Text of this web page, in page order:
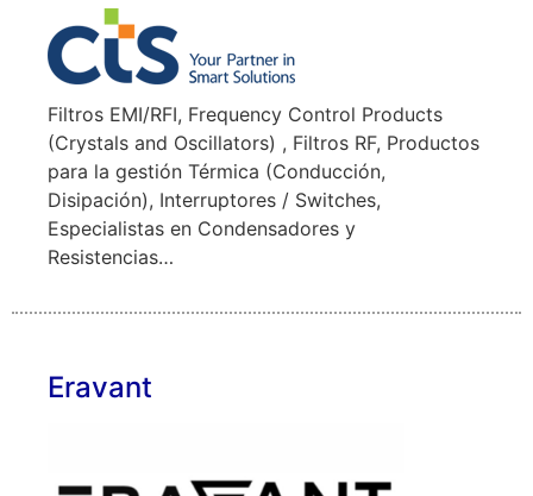
Filtros EMI/RFI, Frequency Control Products
(Crystals and Oscillators) , Filtros RF, Productos
para la gestión Térmica (Conducción,
Disipación), Interruptores / Switches,
Especialistas en Condensadores y
Resistencias…
Eravant